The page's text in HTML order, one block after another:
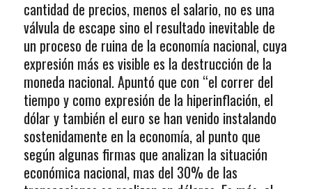
cantidad de precios, menos el salario, no es una
válvula de escape sino el resultado inevitable de
un proceso de ruina de la economía nacional, cuya
expresión más es visible es la destrucción de la
moneda nacional. Apuntó que con “el correr del
tiempo y como expresión de la hiperinflación, el
dólar y también el euro se han venido instalando
sostenidamente en la economía, al punto que
según algunas firmas que analizan la situación
económica nacional, mas del 30% de las